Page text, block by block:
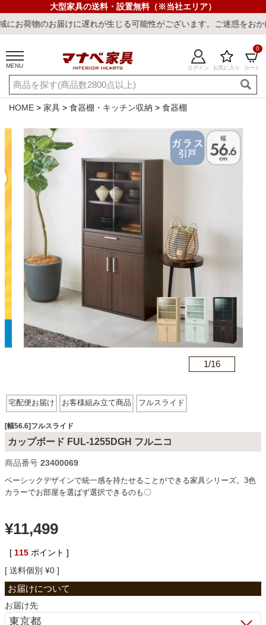
大型家具の送料・設置無料（※当社エリア）
けに遅れが生じる可能性がございます。ご迷惑をおかけしまして
MENU ログイン お気に入り カート
0
ご利用ガイド 新規会員登録
店舗一覧 閲覧履歴
キーワード・商品番号で探す
冷感ラグ 冷感寝具 ワークデスク
ソファ
ダイニングテーブル・セット
椅子・チェア
ベッド
収納家具
HOME 家具 食器棚・キッチン収納 食器棚
1/16
宅配便お届け お客様組み立て商品 フルスライド
[幅56.6]フルスライド
カップボード FUL-1255DGH フルニコ
商品番号 23400069
ベーシックデザインで統一感を持たせることができる家具シリーズ。3色
カラーでお部屋を選ばず選択できるのも〇
¥11,499
[ 115 ポイント ]
送料個別 ¥0
お届け先